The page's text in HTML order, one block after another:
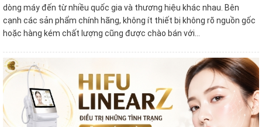
dòng máy đến từ nhiều quốc gia và thương hiệu khác nhau. Bên
cạnh các sản phẩm chính hãng, không ít thiết bị không rõ nguồn gốc
hoặc hàng kém chất lượng cũng được chào bán với…